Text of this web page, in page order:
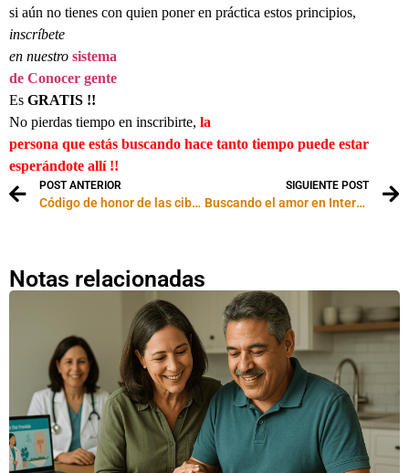
si aún no tienes con quien poner en práctica estos principios,
inscríbete
en nuestro sistema
de Conocer gente
Es GRATIS !!
No pierdas tiempo en inscribirte, la
persona que estás buscando hace tanto tiempo puede estar
esperándote allí !!
POST ANTERIOR
Código de honor de las ciber-relaciones
SIGUIENTE POST
Buscando el amor en Internet
Notas relacionadas